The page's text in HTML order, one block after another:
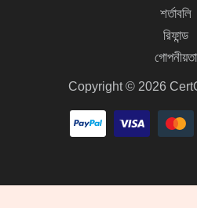
শর্তাবলি
রিফান্ড
গোপনীয়তা
Copyright © 2026